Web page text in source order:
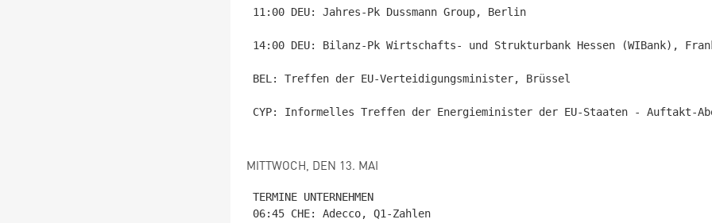
11:00 DEU: Jahres-Pk Dussmann Group, Berlin
14:00 DEU: Bilanz-Pk Wirtschafts- und Strukturbank Hessen (WIBank),
BEL: Treffen der EU-Verteidigungsminister, Brüssel
CYP: Informelles Treffen der Energieminister der EU-Staaten - Auftakt-
MITTWOCH, DEN 13. MAI
TERMINE UNTERNEHMEN
06:45 CHE: Adecco, Q1-Zahlen